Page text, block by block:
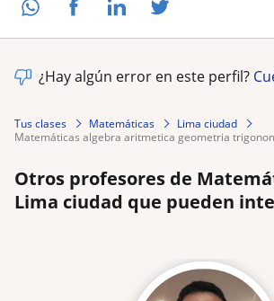
¿Hay algún error en este perfil?
Tus clases Matemáticas
Lima ciudad
matemáticas algebra aritmetica geometria
Otros profesores de
Lima ciudad que pueden